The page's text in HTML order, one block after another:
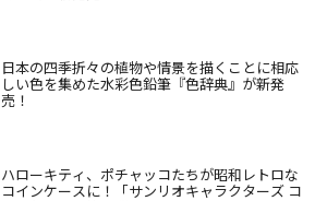
日本の四季折々の植物や情景を描くことに相応
しい色を集めた水彩色鉛筆『色辞典』が新発
売！
ハローキティ、ポチャッコたちが昭和レトロな
コインケースに！「サンリオキャラクターズ コ